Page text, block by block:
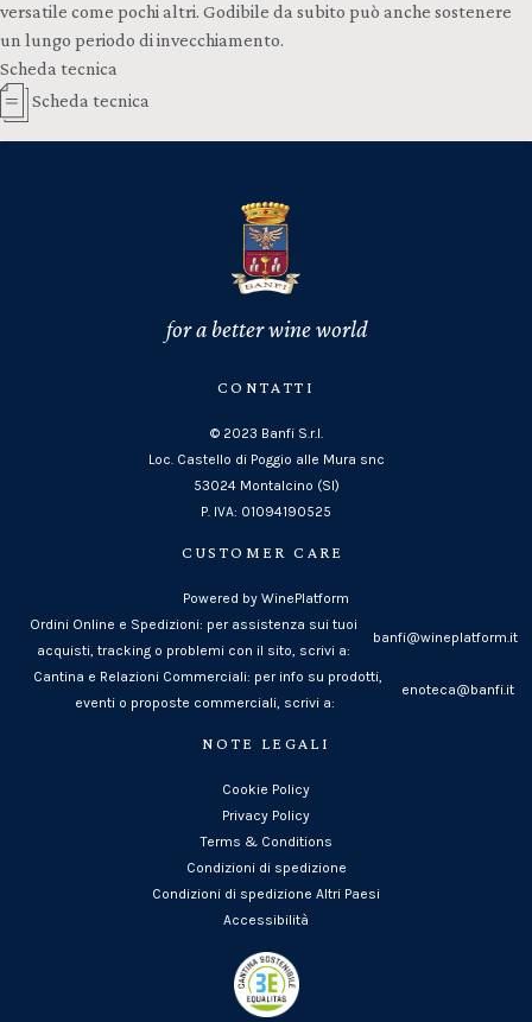
versatile come pochi altri. Godibile da subito può anche sostenere
un lungo periodo di invecchiamento.
Scheda tecnica
Scheda tecnica
for a better wine world
CONTATTI
© 2023 Banfi S.r.l.
Loc. Castello di Poggio alle Mura snc
53024 Montalcino (SI)
P. IVA: 01094190525
CUSTOMER CARE
Powered by WinePlatform
Ordini Online e Spedizioni: per assistenza sui tuoi
acquisti, tracking o problemi con il sito, scrivi a:
banfi@wineplatform.it
Cantina e Relazioni Commerciali: per info su prodotti,
eventi o proposte commerciali, scrivi a:
enoteca@banfi.it
NOTE LEGALI
Cookie Policy
Privacy Policy
Terms & Conditions
Condizioni di spedizione
Condizioni di spedizione Altri Paesi
Accessibilità